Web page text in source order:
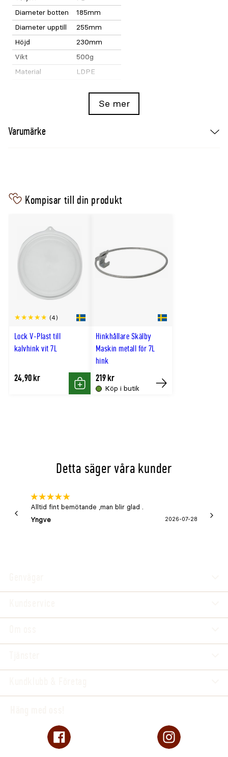
Diameter botten
185mm
Diameter upptill
255mm
Höjd
230mm
Vikt
500g
Material
LDPE
Se mer
Varumärke
Kompisar till din produkt
Lock V-Plast till
kalvhink vit 7L
(4)
24,90 kr
Köp
Hinkhållare Skälby
Maskin metall för 7L
hink
Köp i butik
219 kr
Tillfälligt
Detta säger våra kunder
Alltid fint bemötande ,man blir glad .
Yngve
2026-07-28